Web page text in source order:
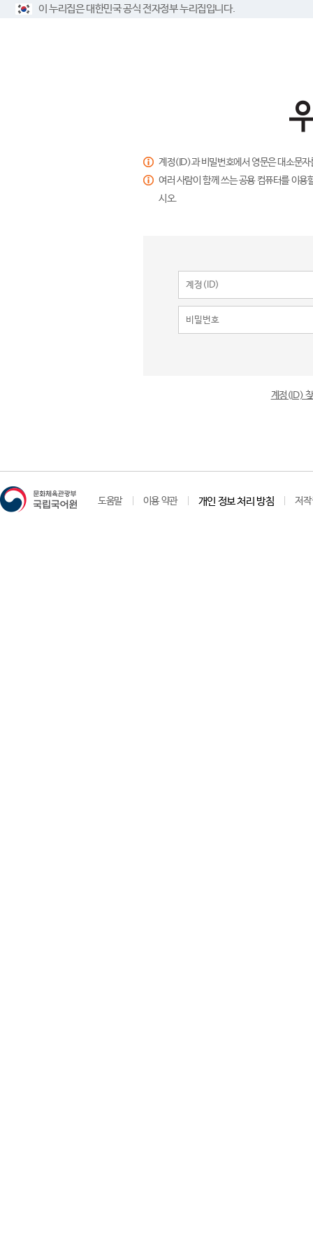
이 누리집은 대한민국 공식 전자정부 누리집입니다.
계정(ID)과 비밀번호에서 영문은 대소문
여러 사람이 함께 쓰는 공용 컴퓨터를 이
시오.
계정(ID)
도움말 이용 약관 개인 정보 처리 방침 저